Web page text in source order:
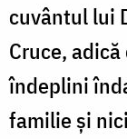
cuvântul lui
Cruce,
îndeplini
familie și